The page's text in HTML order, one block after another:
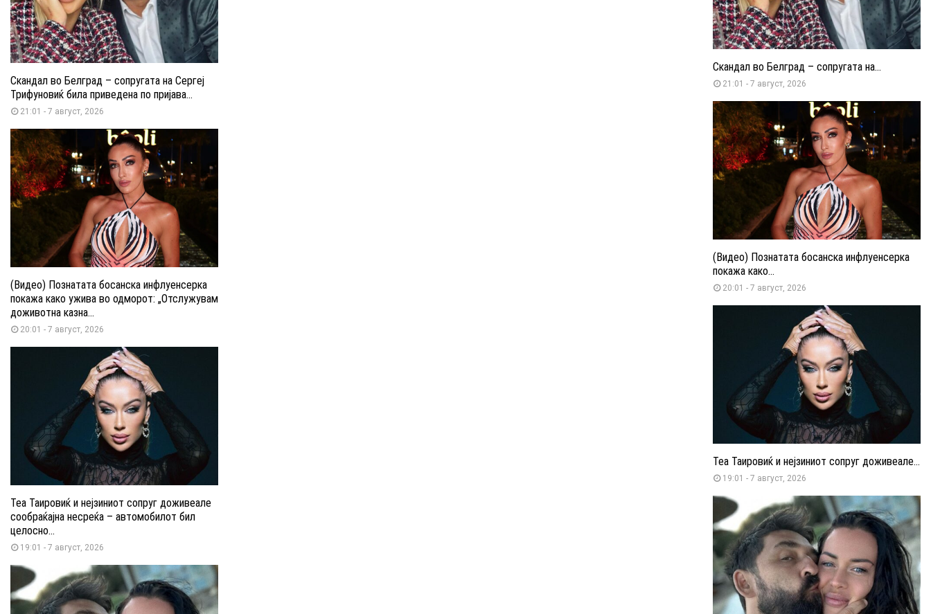
Скандал во Белград – сопругата на Сергеј
Трифуновиќ била приведена по пријава...
21:01 - 7 август, 2026
(Видео) Познатата босанска инфлуенсерка
покажа како ужива во одморот: „Отслужувам
доживотна казна...
20:01 - 7 август, 2026
Теа Таировиќ и нејзиниот сопруг доживеале
сообраќајна несреќа – автомобилот бил
целосно...
19:01 - 7 август, 2026
Скандал во Белград – сопругата на...
21:01 - 7 август, 2026
(Видео) Познатата босанска инфлуенсерка
покажа како...
20:01 - 7 август, 2026
Теа Таировиќ и нејзиниот сопруг доживеале...
19:01 - 7 август, 2026